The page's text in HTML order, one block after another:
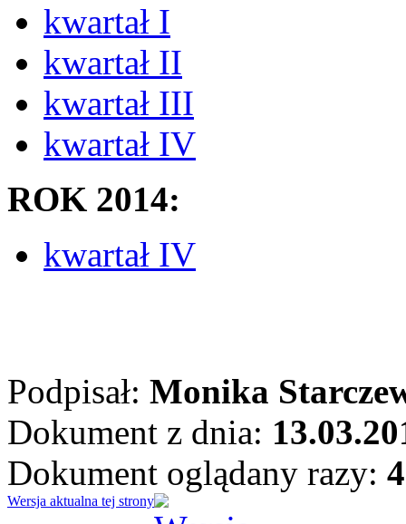
kwartał I
kwartał II
kwartał III
kwartał IV
ROK 2014:
kwartał IV
Podpisał: Monika
Dokument z dnia:
Dokument oglądany razy:
Wersja aktualna tej strony